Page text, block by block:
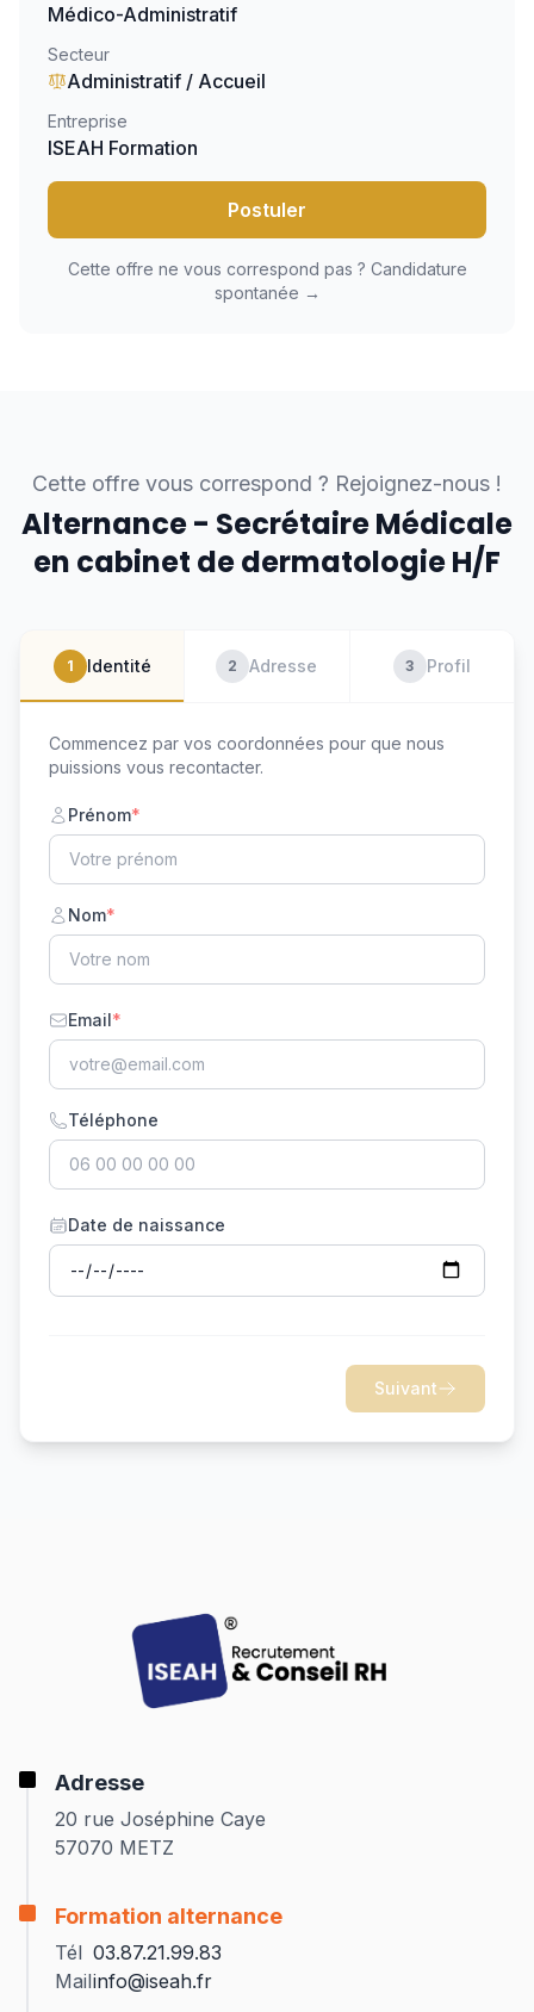
Médico-Administratif
Secteur
Administratif / Accueil
Entreprise
ISEAH Formation
Postuler
Cette offre ne vous correspond pas ? Candidature
spontanée →
Cette offre vous correspond ? Rejoignez-nous !
Alternance - Secrétaire Médicale
en cabinet de dermatologie H/F
1 Identité 2 Adresse 3 Profil
Commencez par vos coordonnées pour que nous
puissions vous recontacter.
Prénom*
Nom*
Email*
Téléphone
Date de naissance
Suivant
Adresse
20 rue Joséphine Caye
57070 METZ
Formation alternance
Tél 03.87.21.99.83
Mailinfo@iseah.fr